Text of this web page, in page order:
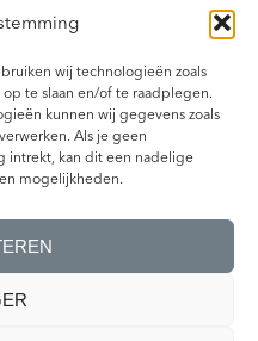
wij technologieën zoals
te slaan en/of te raadplegen.
kunnen wij gegevens zoals
Als je geen
intrekt, kan dit een nadelige
mogelijkheden.
je favoriete
alle rust. Voel de textuur,
en ontdek of ze
gratis proefmonsters aan.